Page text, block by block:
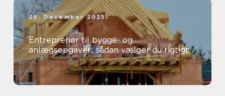
29. December 2025
Entreprenør til bygge- og
anlægsopgaver: sådan vælger du rigtigt